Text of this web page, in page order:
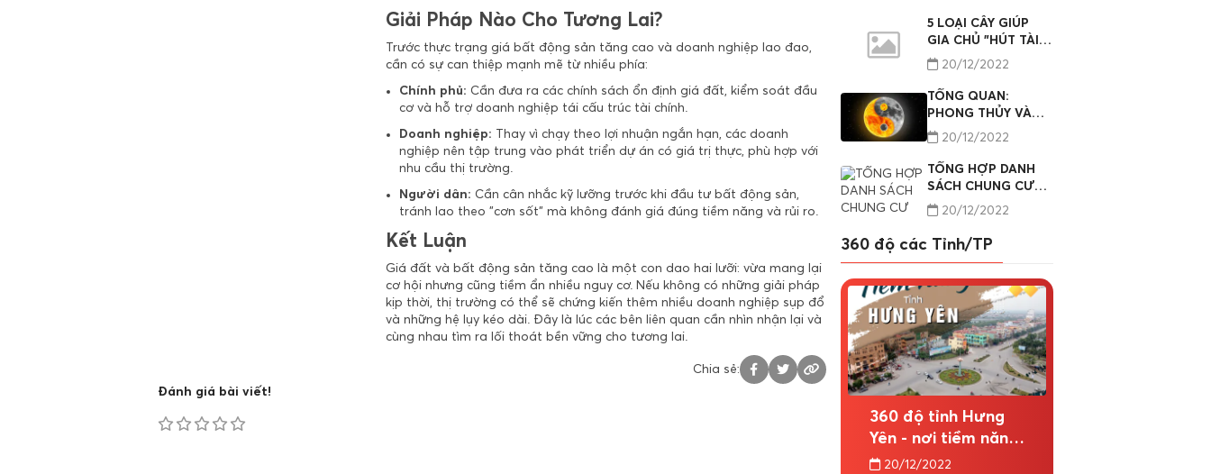
Giải Pháp Nào Cho Tương Lai?
Trước thực trạng giá bất động sản tăng cao và doanh nghiệp lao đao,
cần có sự can thiệp mạnh mẽ từ nhiều phía:
Chính phủ: Cần đưa ra các chính sách ổn định giá đất, kiểm soát đầu
cơ và hỗ trợ doanh nghiệp tái cấu trúc tài chính.
Doanh nghiệp: Thay vì chạy theo lợi nhuận ngắn hạn, các doanh
nghiệp nên tập trung vào phát triển dự án có giá trị thực, phù hợp với
nhu cầu thị trường.
Người dân: Cần cân nhắc kỹ lưỡng trước khi đầu tư bất động sản,
tránh lao theo "cơn sốt" mà không đánh giá đúng tiềm năng và rủi ro.
Kết Luận
Giá đất và bất động sản tăng cao là một con dao hai lưỡi: vừa mang lại
cơ hội nhưng cũng tiềm ẩn nhiều nguy cơ. Nếu không có những giải pháp
kịp thời, thị trường có thể sẽ chứng kiến thêm nhiều doanh nghiệp sụp đổ
và những hệ lụy kéo dài. Đây là lúc các bên liên quan cần nhìn nhận lại và
cùng nhau tìm ra lối thoát bền vững cho tương lai.
Chia sẻ:
Đánh giá bài viết!
5 LOẠI CÂY GIÚP
GIA CHỦ "HÚT TÀI
HÚT LỘC"
20/12/2022
TỔNG QUAN:
PHONG THỦY VÀ
ỨNG DỤNG VÀO
ĐỜI SỐNG (PHẦN II)
20/12/2022
TỔNG HỢP DANH
SÁCH CHUNG CƯ
QUẬN LONG BIÊN
20/12/2022
360 độ các Tỉnh/TP
360 độ tỉnh Hưng
Yên - nơi tiềm năng
thức giấc
20/12/2022